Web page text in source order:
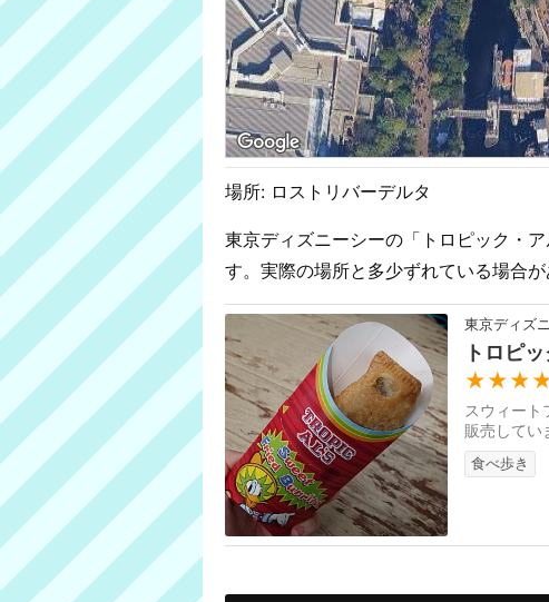
場所: ロストリバーデルタ
東京ディズニーシーの「トロピック・
す。実際の場所と多少ずれている場合が
東京ディズ
トロピ
スウィー
販売してい
食べ歩き